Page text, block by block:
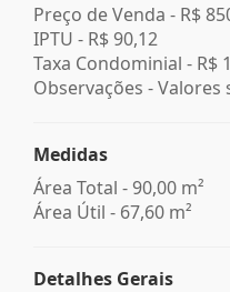
Preço de Venda - R$
IPTU - R$ 90,12
Taxa Condominial - R$
Observações -
Medidas
Área Total - 90,00 m²
Área Útil - 67,60 m²
Detalhes Gerais